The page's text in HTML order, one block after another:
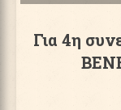
Για 4η